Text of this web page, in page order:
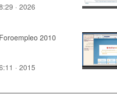
· 2026
Foroempleo 2010
· 2015